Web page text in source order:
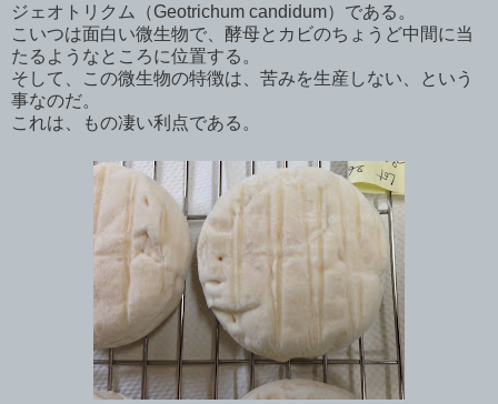
ジェオトリクム（Geotrichum candidum）である。
こいつは面白い微生物で、酵母とカビのちょうど中間に当
たるようなところに位置する。
そして、この微生物の特徴は、苦みを生産しない、という
事なのだ。
これは、もの凄い利点である。